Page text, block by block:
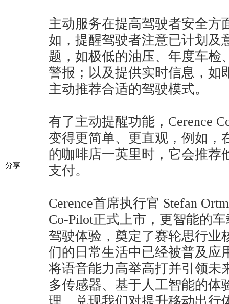
分享
主动服务在提高驾驶者安全方
如，提醒驾驶者注意已计划及
题，如极低的油压、年度车检
警报；以及提供实时信息，如
主动推荐合适的驾驶模式。
有了主动提醒功能，Cerence
变得更简单、更直观，例如，
的咖啡店一英里时，它会推荐
支付。
Cerence首席执行官 Stefan
Co-Pilot正式上市，更智能的
驾驶体验，奠定了赛轮思行业
们的日常生活中已经被普及应
将语音能力高举高打并引领
多传感器、基于人工智能的体
理，兑现我们对提升移动出行